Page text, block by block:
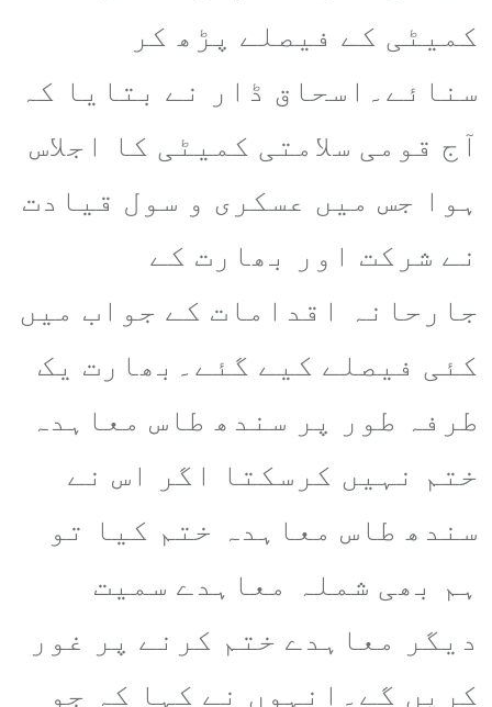
کمیٹی کے فیصلے پڑھ کر
سنائے۔اسحاق ڈار نے بتایا کہ
آج قومی سلامتی کمیٹی کا اجلاس
ہوا جس میں عسکری و سول قیادت
نے شرکت اور بھارت کے
جارحانہ اقدامات کے جواب میں
کئی فیصلے کیے گئے۔بھارت یک
طرفہ طور پر سندھ طاس معاہدہ
ختم نہیں کرسکتا اگر اس نے
سندھ طاس معاہدہ ختم کیا تو
ہم بھی شملہ معاہدے سمیت
دیگر معاہدے ختم کرنے پر غور
کریں گے۔انہوں نے کہا کہ جو